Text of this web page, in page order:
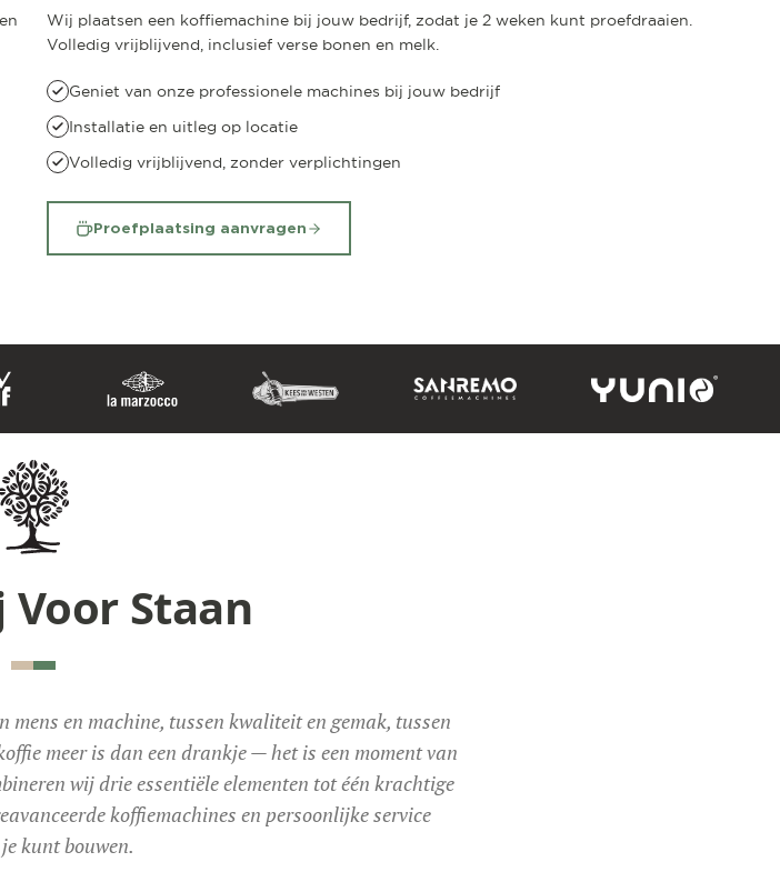
Wij plaatsen een koffiemachine bij jouw bedrijf, zodat je 2 weken kunt proefdraaien.
Volledig vrijblijvend, inclusief verse bonen en melk.
Geniet van onze professionele machines bij jouw bedrijf
Installatie en uitleg op locatie
Volledig vrijblijvend, zonder verplichtingen
Proefplaatsing aanvragen
Voor Staan
en machine, tussen kwaliteit en gemak, tussen
meer is dan een drankje — het is een moment van
wij drie essentiële elementen tot één krachtige
koffiemachines en persoonlijke service
kunt bouwen.